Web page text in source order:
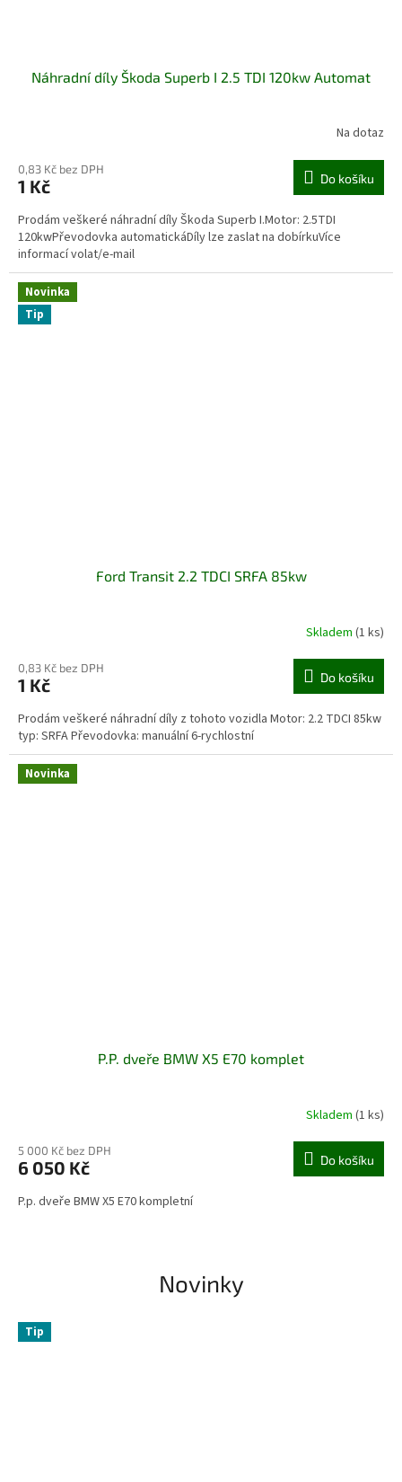
Náhradní díly Škoda Superb I 2.5 TDI 120kw Automat
Na dotaz
0,83 Kč bez DPH
1 Kč Do košíku
Prodám veškeré náhradní díly Škoda Superb I.Motor: 2.5TDI
120kwPřevodovka automatickáDíly lze zaslat na dobírkuVíce
informací volat/e-mail
Novinka
Tip
Ford Transit 2.2 TDCI SRFA 85kw
Skladem (1 ks)
0,83 Kč bez DPH
1 Kč Do košíku
Prodám veškeré náhradní díly z tohoto vozidla Motor: 2.2 TDCI 85kw
typ: SRFA Převodovka: manuální 6-rychlostní
Novinka
P.P. dveře BMW X5 E70 komplet
Skladem (1 ks)
5 000 Kč bez DPH
6 050 Kč Do košíku
P.p. dveře BMW X5 E70 kompletní
Novinky
Tip